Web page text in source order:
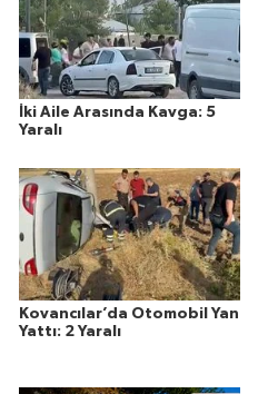
İki Aile Arasında Kavga: 5
Yaralı
Kovancılar’da Otomobil Yan
Yattı: 2 Yaralı